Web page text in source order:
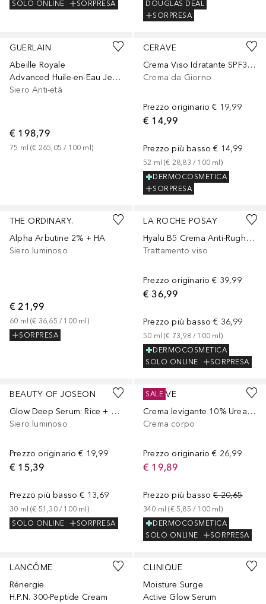
SOLO ONLINE
SORPRESA
DOUGLAS DEAL
SORPRESA
GUERLAIN
Abeille Royale
Advanced Huile-en-Eau Jeunesse
Siero Anti-età
€ 198,79
75 ml (€ 265,05 / 100 ml )
CERAVE
Crema Viso Idratante SPF30, Per Pelle da Normale a Secca, Idrata e Protegge in un solo Step
Crema da Giorno
Prezzo originario € 19,99
€ 14,99
Prezzo più basso € 14,99
52 ml (€ 28,83 / 100 ml )
DERMOCOSMETICA
SORPRESA
THE ORDINARY.
Alpha Arbutine 2% + HA
Siero luminoso
€ 21,99
60 ml (€ 36,65 / 100 ml )
SORPRESA
LA ROCHE POSAY
Hyalu B5 Crema Anti-Rughe Rassodante
Trattamento viso
Prezzo originario € 39,99
€ 36,99
Prezzo più basso € 36,99
50 ml (€ 73,98 / 100 ml )
DERMOCOSMETICA
SOLO ONLINE
SORPRESA
BEAUTY OF JOSEON
Glow Deep Serum: Rice + Alpha Arbutin
Siero luminoso
Prezzo originario € 19,99
€ 15,39
Prezzo più basso € 13,69
30 ml (€ 51,30 / 100 ml )
SOLO ONLINE
SORPRESA
CERAVE
Crema levigante 10% Urea e Acido Salicilico per Pelle Molto Secca, Ruvida e Screpolata
Crema corpo
Prezzo originario € 26,99
€ 19,89
Prezzo più basso € 20,65
340 ml (€ 5,85 / 100 ml )
DERMOCOSMETICA
SOLO ONLINE
SORPRESA
SALE
LANCÔME
Rénergie
H.P.N. 300-Peptide Cream
CLINIQUE
Moisture Surge
Active Glow Serum